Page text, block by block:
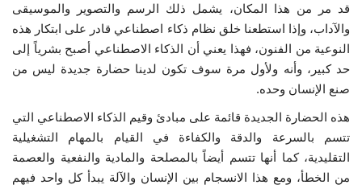
قد مر من هذا المكان، يشمل ذلك الرسم والتصوير والموسيقى
والآداب، وإذا استطعنا خلق نظام ذكاء اصطناعي قادر على ابتكار هذه
النوعية من الفنون، فهذا يعني أن الذكاء الاصطناعي أصبح بشرياً إلى
حد كبير، وأنه ولأول مرة سوف تكون لدينا حضارة جديدة ليس من
صنع الإنسان وحده.
هذه الحضارة الجديدة قائمة على مبادئ وقيم الذكاء الاصطناعي التي
تتسم بالسرعة والدقة والكفاءة في القيام بالمهام التشغيلية
التقليدية، كما أنها تتسم أيضاً بالمصلحة والمادية والنفعية والعصمة
من الخطأ، ومع هذا الانسجام بين الإنسان والآلة يبدأ كل واحد فيهم